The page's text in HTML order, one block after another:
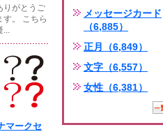
りがとうご
す。 こちら
...
マークセ
メッセージカード
（6,885）
正月（6,849）
文字（6,557）
女性（6,381）